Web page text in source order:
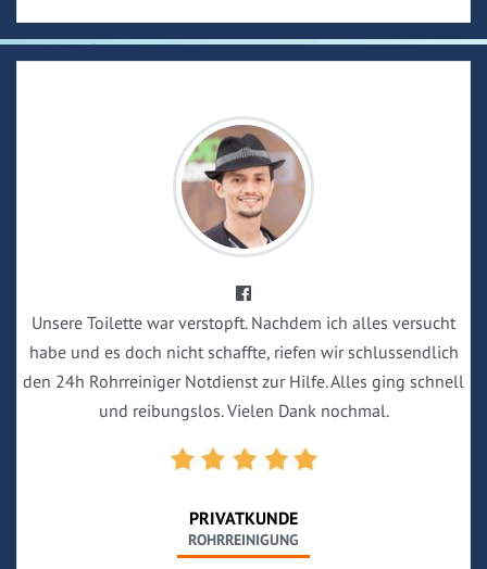
Unsere Toilette war verstopft. Nachdem ich alles versucht
habe und es doch nicht schaffte, riefen wir schlussendlich
den 24h Rohrreiniger Notdienst zur Hilfe. Alles ging schnell
und reibungslos. Vielen Dank nochmal.
PRIVATKUNDE
ROHRREINIGUNG